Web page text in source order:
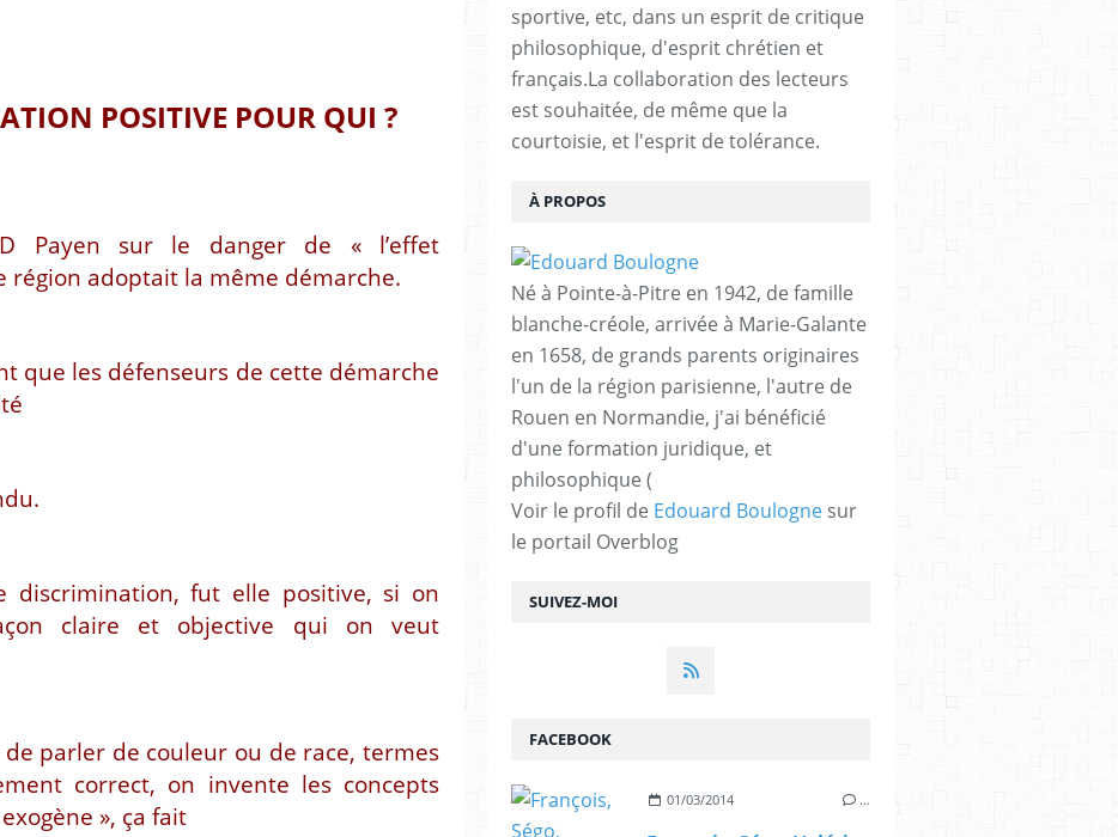
POSITIVE POUR QUI ?
D Payen sur le danger de « l’effet
région adoptait la même démarche.
que les défenseurs de cette démarche
discrimination, fut elle positive, si on
claire et objective qui on veut
parler de couleur ou de race, termes
correct, on invente les concepts
exogène », ça fait
SUIVEZ-MOI
sportive, etc, dans un esprit de critique
philosophique, d'esprit chrétien et
français.La collaboration des lecteurs
est souhaitée, de même que la
courtoisie, et l'esprit de tolérance.
À PROPOS
Né à Pointe-à-Pitre en 1942, de famille
blanche-créole, arrivée à Marie-Galante
en 1658, de grands parents originaires
l'un de la région parisienne, l'autre de
Rouen en Normandie, j'ai bénéficié
d'une formation juridique, et
philosophique (
Voir le profil de Edouard Boulogne sur
le portail Overblog
FACEBOOK
01/03/2014 …